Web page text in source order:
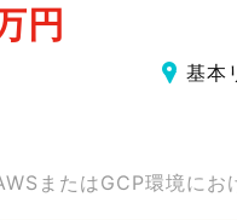
円
基本
またはGCP環境にお